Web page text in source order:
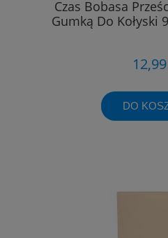
Czas Bobasa
Gumką Do Kołyski
12,99
DO